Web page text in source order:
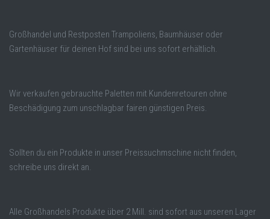
Großhandel und Restposten Trampoliens, Baumhäuser oder
Gartenhäuser für deinen Hof sind bei uns sofort erhältlich.
Wir verkaufen gebrauchte Paletten mit Kundenretouren ohne
Beschädigung zum unschlagbar fairen günstigen Preis.
Sollten du ein Produkte in unser Preissuchmschine nicht finden,
schreibe uns direkt an.
Alle Großhandels Produkte über 2 Mill. sind sofort aus unseren Lager